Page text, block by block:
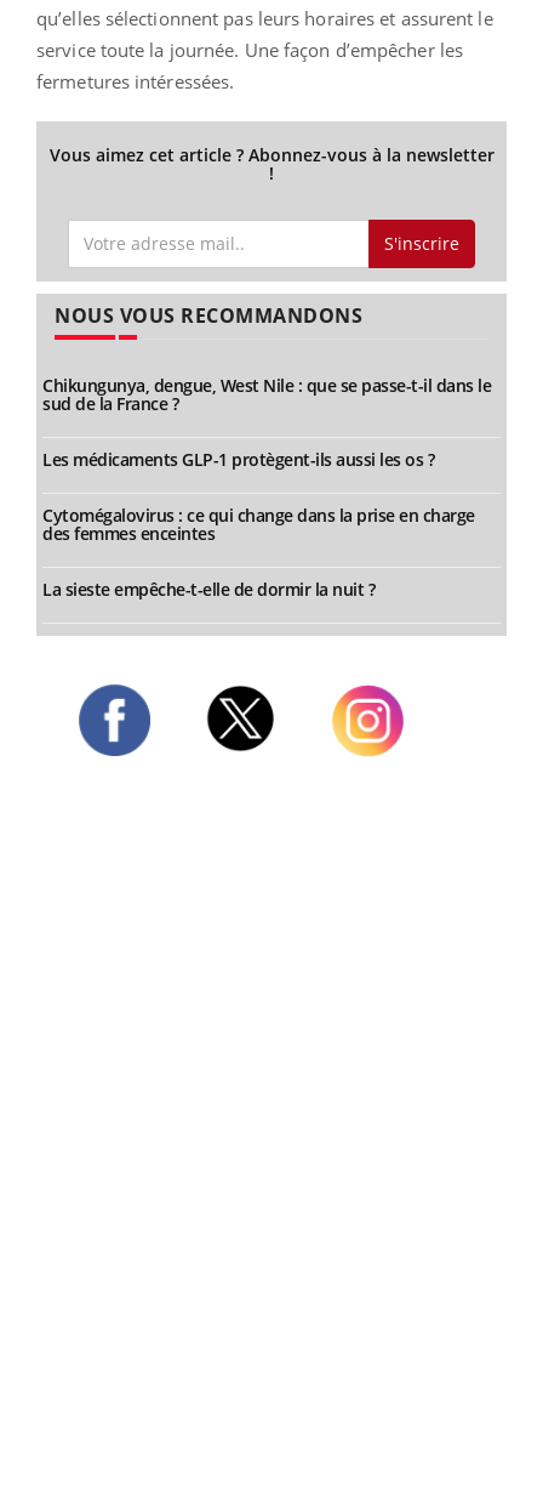
qu’elles sélectionnent pas leurs horaires et assurent le
service toute la journée. Une façon d’empêcher les
fermetures intéressées.
Vous aimez cet article ? Abonnez-vous à la newsletter
!
S'inscrire
NOUS VOUS RECOMMANDONS
Chikungunya, dengue, West Nile : que se passe-t-il dans le
sud de la France ?
Les médicaments GLP-1 protègent-ils aussi les os ?
Cytomégalovirus : ce qui change dans la prise en charge
des femmes enceintes
La sieste empêche-t-elle de dormir la nuit ?